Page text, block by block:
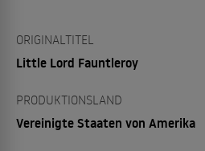
ORIGINALTITEL
Little Lord Fauntleroy
PRODUKTIONSLAND
Vereinigte Staaten von Amerika